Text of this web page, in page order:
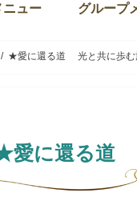
ニュー グループ
★愛に還る道 光と共に歩む
愛に還る道